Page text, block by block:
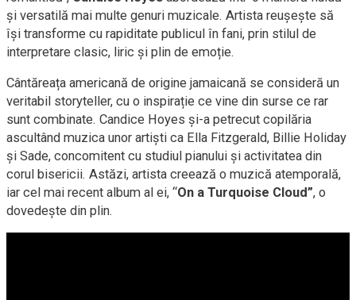
și versatilă mai multe genuri muzicale. Artista reușește să
își transforme cu rapiditate publicul în fani, prin stilul de
interpretare clasic, liric și plin de emoție.
Cântăreața americană de origine jamaicană se consideră un
veritabil storyteller, cu o inspirație ce vine din surse ce rar
sunt combinate. Candice Hoyes și-a petrecut copilăria
ascultând muzica unor artiști ca Ella Fitzgerald, Billie Holiday
și Sade, concomitent cu studiul pianului și activitatea din
corul bisericii. Astăzi, artista creează o muzică atemporală,
iar cel mai recent album al ei, “On a Turquoise Cloud”, o
dovedește din plin.